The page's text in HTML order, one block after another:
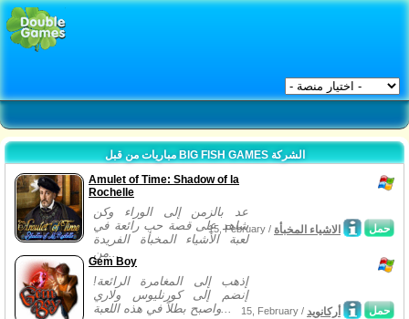
مباريات من قبل BIG FISH GAMES الشركة
Amulet of Time: Shadow of la
Rochelle
عد بالزمن إلى الوراء وكن
شاهد على قصة حب رائعة في
لعبة الأشياء المخبأة الفريدة
من...
حمل 15, February / الاشياء المخبأة
Gem Boy
إذهب إلى المغامرة الرائعة!
إنضم إلى كورنليوس ولاري
واصبح بطلاً في هذه اللعبة...
حمل 15, February / أركانويد